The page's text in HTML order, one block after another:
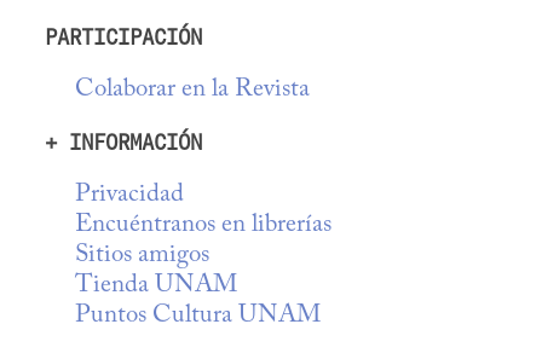
PARTICIPACIÓN
Colaborar en la Revista
+ INFORMACIÓN
Privacidad
Encuéntranos en librerías
Sitios amigos
Tienda UNAM
Puntos Cultura UNAM